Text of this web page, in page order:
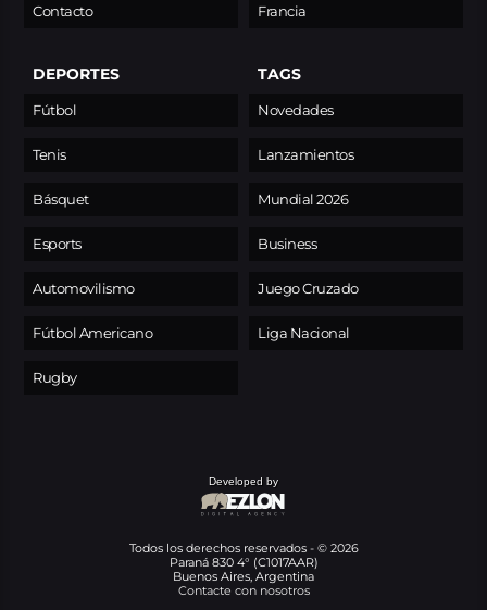
Contacto Francia
DEPORTES
Fútbol
Tenis
Básquet
Esports
Automovilismo
Fútbol Americano
Rugby
TAGS
Novedades
Lanzamientos
Mundial 2026
Business
Juego Cruzado
Liga Nacional
Developed by
Todos los derechos reservados - © 2026
Paraná 830 4° (C1017AAR)
Buenos Aires, Argentina
Contacte con nosotros